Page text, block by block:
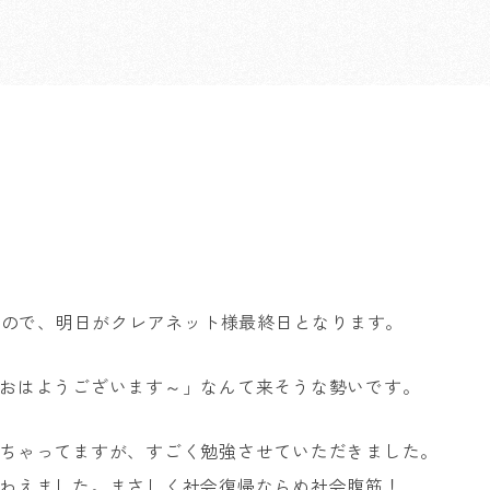
で、明日がクレアネット様最終日となります。
ようございます～」なんて来そうな勢いです。
ってますが、すごく勉強させていただきました。